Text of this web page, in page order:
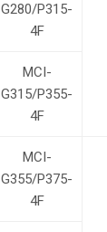
G280/P315-
4F
MCI-
G315/P355-
4F
MCI-
G355/P375-
4F